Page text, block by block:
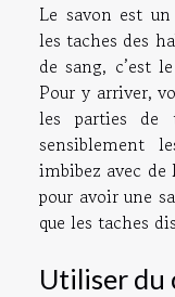
Le savon est
les taches des
de sang, c’est
Pour y arriver,
les parties de
sensiblement
imbibez avec de
pour avoir une
que les taches
Utiliser du